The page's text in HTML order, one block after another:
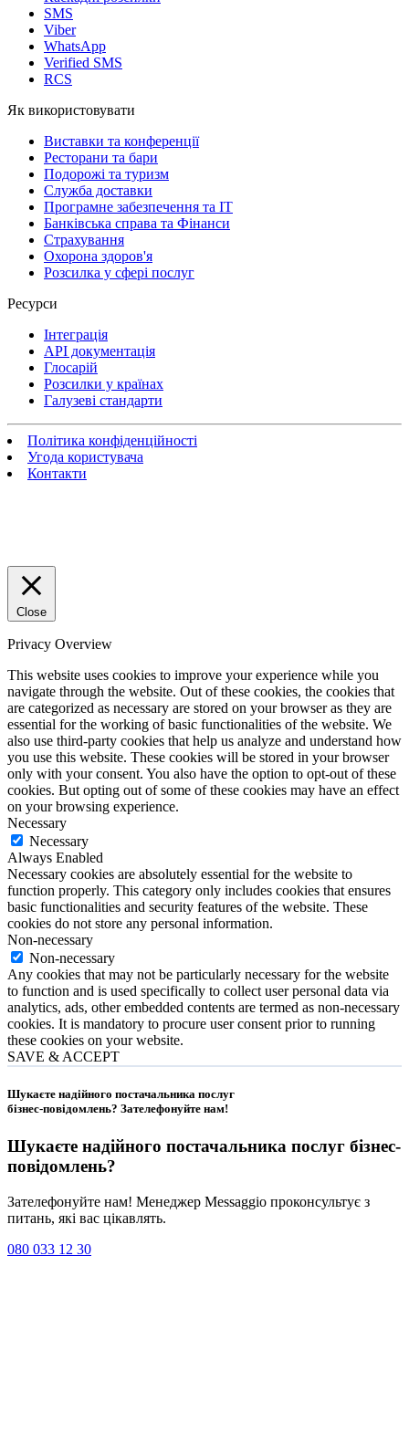
SMS
Viber
WhatsApp
Verified SMS
RCS
Як використовувати
Виставки та конференції
Ресторани та бари
Подорожі та туризм
Служба доставки
Програмне забезпечення та IT
Банківська справа та Фінанси
Страхування
Охорона здоров'я
Розсилка у сфері послуг
Ресурси
Інтеграція
API документація
Глосарій
Розсилки у країнах
Галузеві стандарти
Політика конфіденційності
Угода користувача
Контакти
Close
Privacy Overview
This website uses cookies to improve your experience while you
navigate through the website. Out of these cookies, the cookies that
are categorized as necessary are stored on your browser as they are
essential for the working of basic functionalities of the website. We
also use third-party cookies that help us analyze and understand how
you use this website. These cookies will be stored in your browser
only with your consent. You also have the option to opt-out of these
cookies. But opting out of some of these cookies may have an effect
on your browsing experience.
Necessary
Necessary
Always Enabled
Necessary cookies are absolutely essential for the website to
function properly. This category only includes cookies that ensures
basic functionalities and security features of the website. These
cookies do not store any personal information.
Non-necessary
Non-necessary
Any cookies that may not be particularly necessary for the website
to function and is used specifically to collect user personal data via
analytics, ads, other embedded contents are termed as non-necessary
cookies. It is mandatory to procure user consent prior to running
these cookies on your website.
SAVE & ACCEPT
Шукаєте надійного постачальника послуг
бізнес-повідомлень? Зателефонуйте нам!
Шукаєте надійного постачальника послуг бізнес-
повідомлень?
Зателефонуйте нам! Менеджер Messaggio проконсультує з
питань, які вас цікавлять.
080 033 12 30